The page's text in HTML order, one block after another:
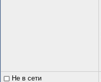
Не в сети